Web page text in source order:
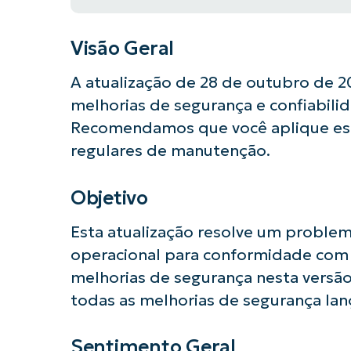
Visão Geral
A atualização de 28 de outubro de
melhorias de segurança e
Recomendamos que você aplique
regulares de manutenção.
Objetivo
Esta atualização resolve um
operacional para conformidade com
melhorias de segurança nesta
todas as melhorias de segurança
Comece